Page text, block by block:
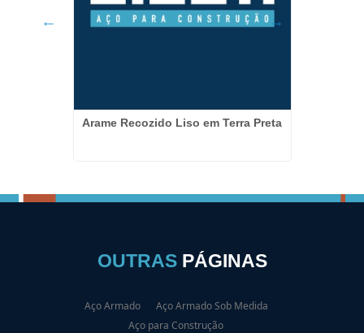
Arame Recozido Liso em Terra Preta
OUTRAS PÁGINAS
Aço Armado
Aço Armado Sob Medida
Aço para Construção